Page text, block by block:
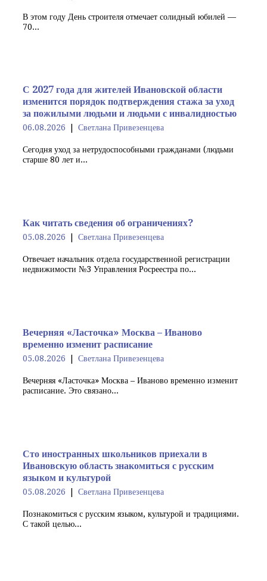
В этом году День строителя отмечает солидный юбилей —
70...
С 2027 года для жителей Ивановской области
изменится порядок подтверждения стажа за уход
за пожилыми людьми и людьми с инвалидностью
06.08.2026 Светлана Привезенцева
Сегодня уход за нетрудоспособными гражданами (людьми
старше 80 лет и...
Как читать сведения об ограничениях?
05.08.2026 Светлана Привезенцева
Отвечает начальник отдела государственной регистрации
недвижимости №3 Управления Росреестра по...
Вечерняя «Ласточка» Москва – Иваново
временно изменит расписание
05.08.2026 Светлана Привезенцева
Вечерняя «Ласточка» Москва – Иваново временно изменит
расписание. Это связано...
Сто иностранных школьников приехали в
Ивановскую область знакомиться с русским
языком и культурой
05.08.2026 Светлана Привезенцева
Познакомиться с русским языком, культурой и традициями.
С такой целью...